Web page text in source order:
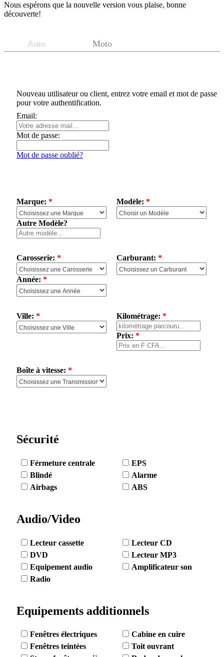
Nous espérons que la nouvelle version vous plaise, bonne
découverte!
Auto Moto
Nouveau utilisateur ou client, entrez votre email et mot de passe
pour votre authentification.
Email:
Mot de passe:
Mot de passe oublié?
Marque: * Modèle: *
Autre Modèle?
Carosserie: * Carburant: *
Année: *
Ville: * Kilométrage: *
Prix: *
Boîte à vitesse: *
Sécurité
Férmeture centrale
EPS
Blindé
Alarme
Airbags
ABS
Audio/Video
Lecteur cassette
Lecteur CD
DVD
Lecteur MP3
Equipement audio
Amplificateur son
Radio
Equipements additionnels
Fenêtres électriques
Cabine en cuire
Fenêtres teintées
Toit ouvrant